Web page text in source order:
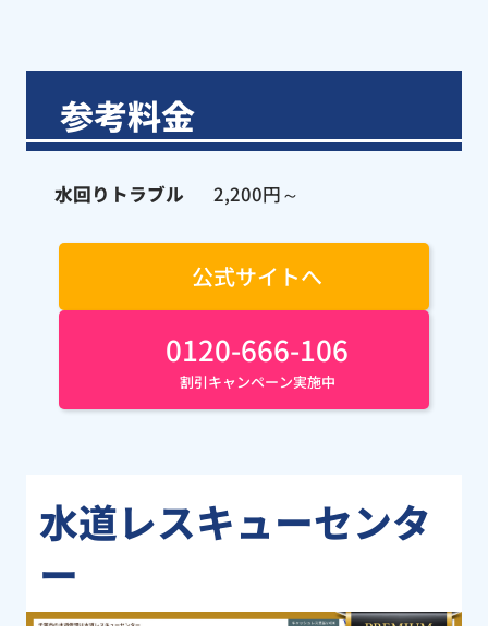
参考料金
水回りトラブル 2,200円～
公式サイトへ
0120-666-106
割引キャンペーン実施中
水道レスキューセンタ
ー